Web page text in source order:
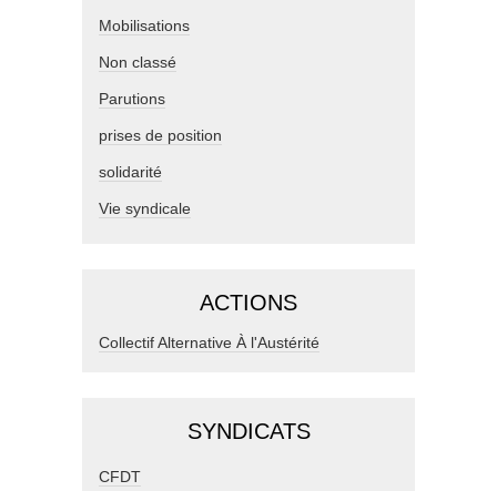
Mobilisations
Non classé
Parutions
prises de position
solidarité
Vie syndicale
ACTIONS
Collectif Alternative À l'Austérité
SYNDICATS
CFDT